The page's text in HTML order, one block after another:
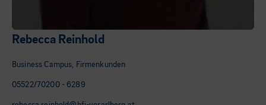
Rebecca Reinhold
Business Campus, Firmenkunden
05522/70200 - 6289